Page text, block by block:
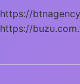
https://
https://